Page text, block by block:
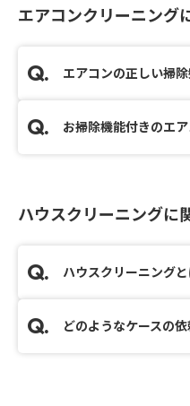
エアコンクリーニング
エアコンの正しい掃
お掃除機能付きのエ
ハウスクリーニングに
ハウスクリーニングと
どのようなケースの